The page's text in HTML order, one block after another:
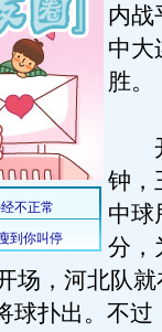
内战
中大
胜。
开
钟，
中球
分，
场，河北队
球扑出。不过